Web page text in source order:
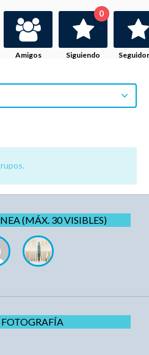
Amigos Siguiendo
0
(MÁX. 30 VISIBLES)